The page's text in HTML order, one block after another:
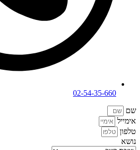
02-54-35-660
שם
אימייל
טלפון
נושא